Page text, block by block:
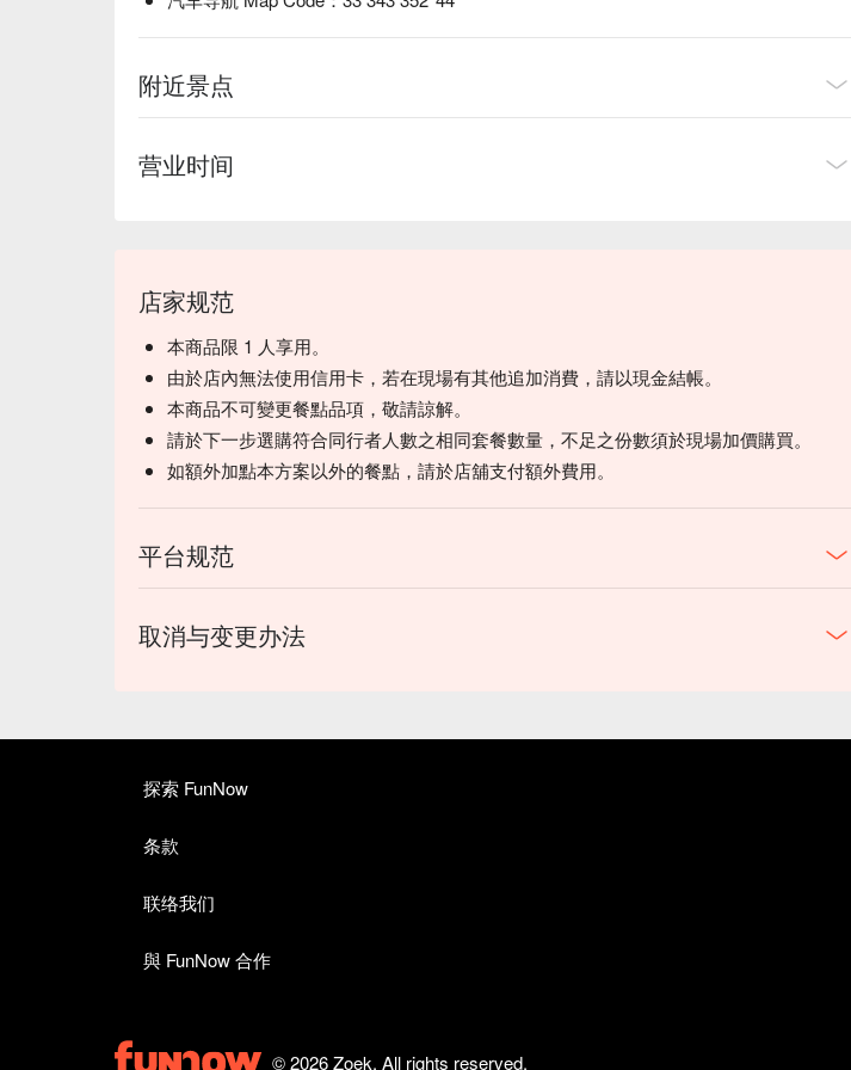
附近景点
营业时间
店家规范
本商品限 1 人享用。
由於店內無法使用信用卡，若在現場有其他追加消費，請以現金結帳。
本商品不可變更餐點品項，敬請諒解。
請於下一步選購符合同行者人數之相同套餐數量，不足之份數須於現場加價購買。
如額外加點本方案以外的餐點，請於店舖支付額外費用。
平台规范
取消与变更办法
探索 FunNow
条款
联络我们
與 FunNow 合作
© 2026 Zoek. All rights reserved.